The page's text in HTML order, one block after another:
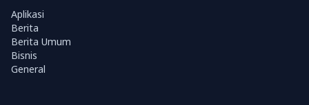
Aplikasi
Berita
Berita Umum
Bisnis
General